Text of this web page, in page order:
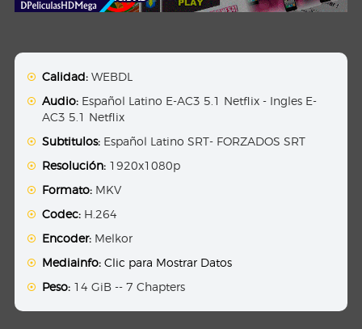
Calidad: WEBDL
Audio: Español Latino E-AC3 5.1 Netflix - Ingles E-
AC3 5.1 Netflix
Subtitulos: Español Latino SRT- FORZADOS SRT
Resolución: 1920x1080p
Formato: MKV
Codec: H.264
Encoder: Melkor
Mediainfo: Clic para Mostrar Datos
Peso: 14 GiB -- 7 Chapters